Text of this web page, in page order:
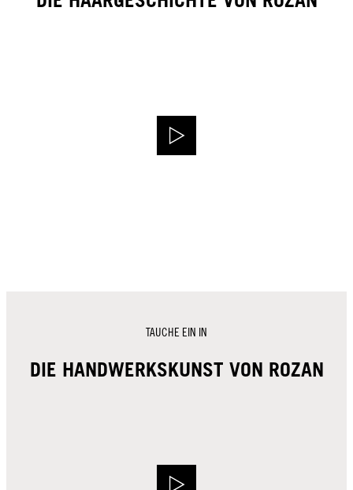
TAUCHE EIN IN
DIE HANDWERKSKUNST VON ROZAN